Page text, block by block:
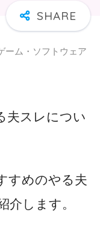
ム・ソフトウェア
夫スレについ
すめのやる夫
介します。